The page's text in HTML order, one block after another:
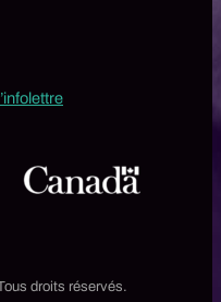
droits réservés.